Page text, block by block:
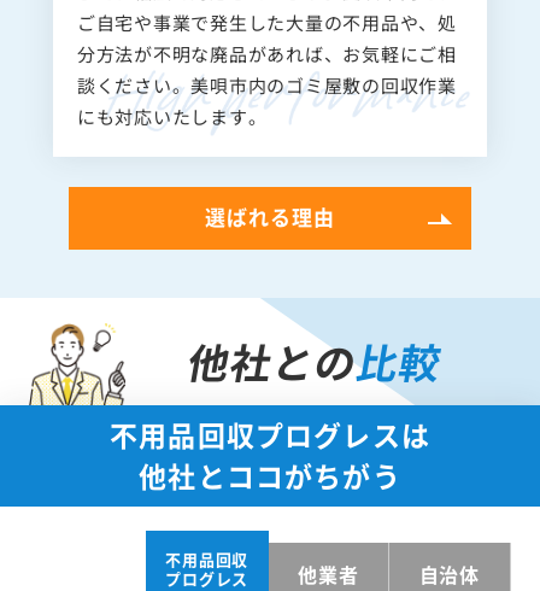
ご自宅や事業で発生した大量の不用品や、処
分方法が不明な廃品があれば、お気軽にご相
談ください。美唄市内のゴミ屋敷の回収作業
にも対応いたします。
選ばれる理由
他社との比較
不用品回収プログレスは
他社とココがちがう
不用品回収
プログレス
他業者 自治体